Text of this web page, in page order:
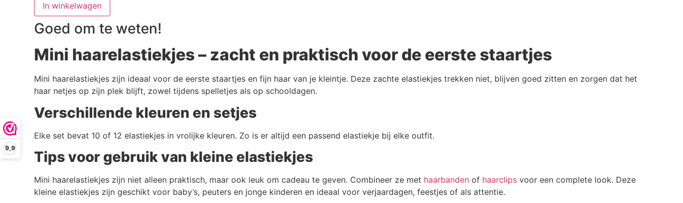
9,9
perfecte
variaties
voor
jouw
aantal
In winkelwagen
Goed om te weten!
Mini haarelastiekjes – zacht en praktisch voor de eerste staartjes
Mini haarelastiekjes zijn ideaal voor de eerste staartjes en fijn haar van je kleintje. Deze zachte elastiekjes trekken niet, blijven goed zitten en zorgen dat het
haar netjes op zijn plek blijft, zowel tijdens spelletjes als op schooldagen.
Verschillende kleuren en setjes
Elke set bevat 10 of 12 elastiekjes in vrolijke kleuren. Zo is er altijd een passend elastiekje bij elke outfit.
Tips voor gebruik van kleine elastiekjes
Mini haarelastiekjes zijn niet alleen praktisch, maar ook leuk om cadeau te geven. Combineer ze met haarbanden of haarclips voor een complete look. Deze
kleine elastiekjes zijn geschikt voor baby’s, peuters en jonge kinderen en ideaal voor verjaardagen, feestjes of als attentie.